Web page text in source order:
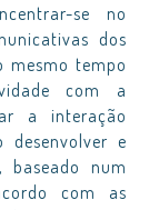
se no
dos
mesmo tempo
com a
a interação
desenvolver e
num
com as